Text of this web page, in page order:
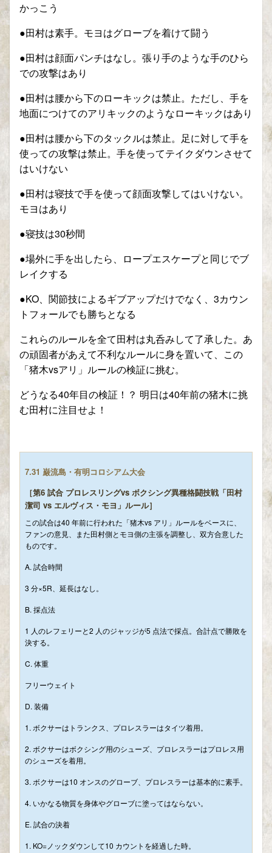
かっこう
●田村は素手。モヨはグローブを着けて闘う
●田村は顔面パンチはなし。張り手のような手のひら
での攻撃はあり
●田村は腰から下のローキックは禁止。ただし、手を
地面につけてのアリキックのようなローキックはあり
●田村は腰から下のタックルは禁止。足に対して手を
使っての攻撃は禁止。手を使ってテイクダウンさせて
はいけない
●田村は寝技で手を使って顔面攻撃してはいけない。
モヨはあり
●寝技は30秒間
●場外に手を出したら、ロープエスケープと同じでブ
レイクする
●KO、関節技によるギブアップだけでなく、3カウン
トフォールでも勝ちとなる
これらのルールを全て田村は丸呑みして了承した。あ
の頑固者があえて不利なルールに身を置いて、この
「猪木vsアリ」ルールの検証に挑む。
どうなる40年目の検証！？ 明日は40年前の猪木に挑
む田村に注目せよ！
7.31 巌流島・有明コロシアム大会
［第6 試合 プロレスリングvs ボクシング異種格闘技戦「田村
潔司 vs エルヴィス・モヨ」ルール］
この試合は40 年前に行われた「猪木vs アリ」ルールをベースに、
ファンの意見、また田村側とモヨ側の主張を調整し、双方合意した
ものです。
A. 試合時間
3 分×5R、延長はなし。
B. 採点法
1 人のレフェリーと2 人のジャッジが5 点法で採点。合計点で勝敗を
決する。
C. 体重
フリーウェイト
D. 装備
1. ボクサーはトランクス、プロレスラーはタイツ着用。
2. ボクサーはボクシング用のシューズ、プロレスラーはプロレス用
のシューズを着用。
3. ボクサーは10 オンスのグローブ、プロレスラーは基本的に素手。
4. いかなる物質を身体やグローブに塗ってはならない。
E. 試合の決着
1. KO=ノックダウンして10 カウントを経過した時。